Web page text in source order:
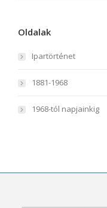
Oldalak
Ipartörténet
1881-1968
1968-tól napjainkig